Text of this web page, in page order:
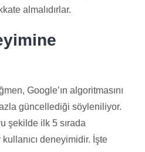
almalıdırlar.
Google’ın algoritmasını
güncellediği söyleniliyor.
şekilde ilk 5 sırada
deneyimidir. İşte